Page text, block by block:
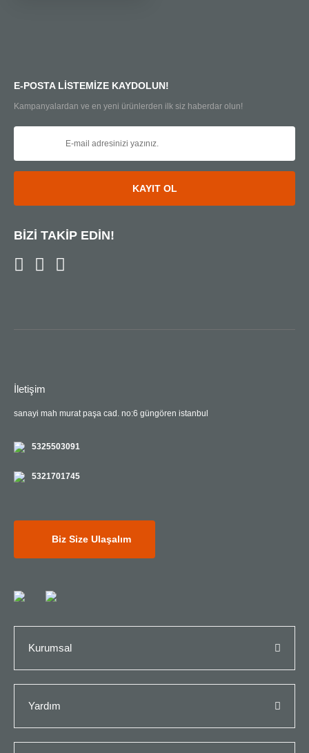
E-POSTA LİSTEMİZE KAYDOLUN!
Kampanyalardan ve en yeni ürünlerden ilk siz haberdar olun!
KAYIT OL
BİZİ TAKİP EDİN!
İletişim
sanayi mah murat paşa cad. no:6 güngören istanbul
5325503091
5321701745
Biz Size Ulaşalım
Kurumsal
Yardım